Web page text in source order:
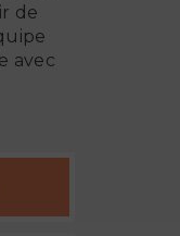
de
avec